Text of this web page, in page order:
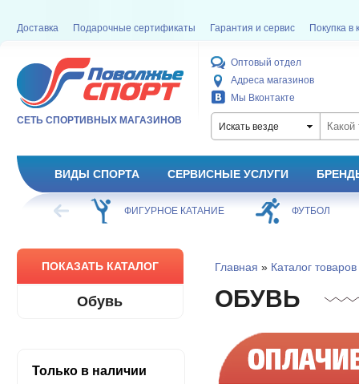
Доставка Подарочные сертификаты Гарантия и сервис Покупка в
СЕТЬ СПОРТИВНЫХ МАГАЗИНОВ
Оптовый отдел
Адреса магазинов
Мы Вконтакте
Искать везде
ВИДЫ СПОРТА СЕРВИСНЫЕ УСЛУГИ
КАТАНИЕ ФУТБОЛ БАСКЕТБОЛ
ПОКАЗАТЬ КАТАЛОГ
Обувь
Только в наличии
Главная » Каталог товаров
ОБУВЬ